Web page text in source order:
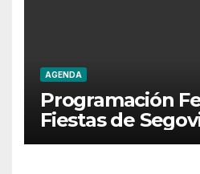
AGENDA
Programación
Fiestas de
de Junio